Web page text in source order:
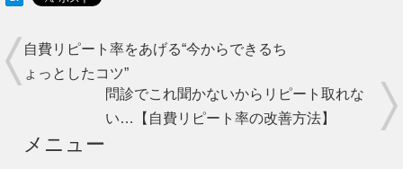
自費リピート率をあげる“今からできるち
ょっとしたコツ”
問診でこれ聞かないからリピート取れな
い…【自費リピート率の改善方法】
メニュー